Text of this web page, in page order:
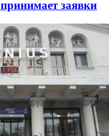
заявки